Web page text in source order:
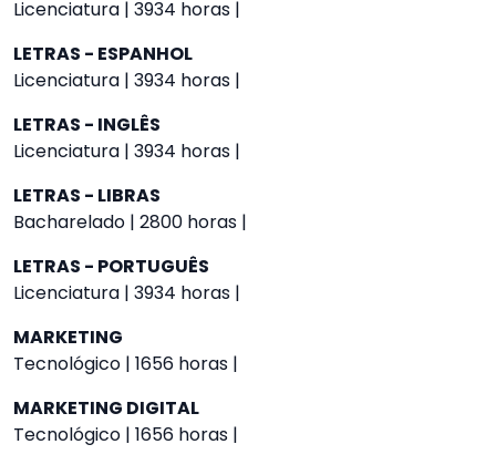
Licenciatura | 3934 horas |
LETRAS - ESPANHOL
Licenciatura | 3934 horas |
LETRAS - INGLÊS
Licenciatura | 3934 horas |
LETRAS - LIBRAS
Bacharelado | 2800 horas |
LETRAS - PORTUGUÊS
Licenciatura | 3934 horas |
MARKETING
Tecnológico | 1656 horas |
MARKETING DIGITAL
Tecnológico | 1656 horas |